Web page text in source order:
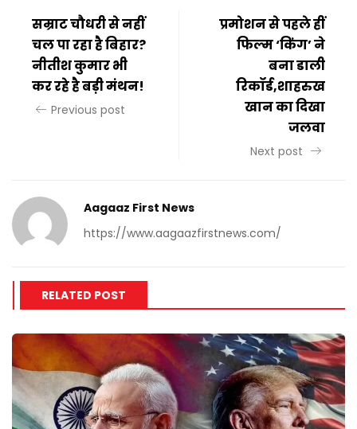
सम्राट चौधरी से नहीं
चल पा रहा है बिहार?
नीतीश कुमार भी
कर रहे है बड़ी मंथन!
Previous post
प्रमोशन से पहले हीं
फिल्म ‘किंग’ ने
बना डाली
रिकॉर्ड,शाहरुख
खान का दिखा
जलवा
Next post
Aagaaz First News
https://www.aagaazfirstnews.com/
RELATED POST